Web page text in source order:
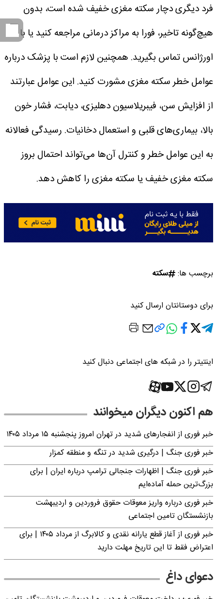
فرد دیگری دچار سکته مغزی خفیف شده است، بدون
هیچ‌گونه تاخیر، فورا به مراکز درمانی مراجعه کنید یا با
اورژانس تماس بگیرید. همچنین لازم است با پزشک درباره
عوامل خطر سکته مغزی مشورت کنید. این عوامل عبارتند
از افزایش سن، فیبریلاسیون دهلیزی، دیابت، فشار خون
بالا، بیماری‌های قلبی و استعمال دخانیات. رسیدگی فعالانه
به این عوامل خطر و کنترل آن‌ها می‌تواند احتمال بروز
سکته مغزی خفیف یا سکته مغزی را کاهش دهد.
برچسب ها: سکته
برای دوستانتان ارسال کنید
اینتیتر را در شبکه های اجتماعی دنبال کنید
هم اکنون دیگران میخوانند
خبر فوری از انفجارهای شدید در تهران امروز پنجشنبه ۱۵ مرداد ۱۴۰۵
خبر فوری جنگ | درگیری شدید در تنگه و منطقه کمزار
خبر فوری جنگ | اظهارات جنجالی ترامپ درباره ایران | برای
بزرگ‌ترین حمله آماده‌ایم
خبر فوری درباره واریز معوقات حقوق فروردین و اردیبهشت
بازنشستگان تامین اجتماعی
خبر فوری از آغاز قطع یارانه نقدی و کالابرگ از مرداد ۱۴۰۵ | برای
اعتراض فقط تا این تاریخ مهلت دارید
دعوای داغ